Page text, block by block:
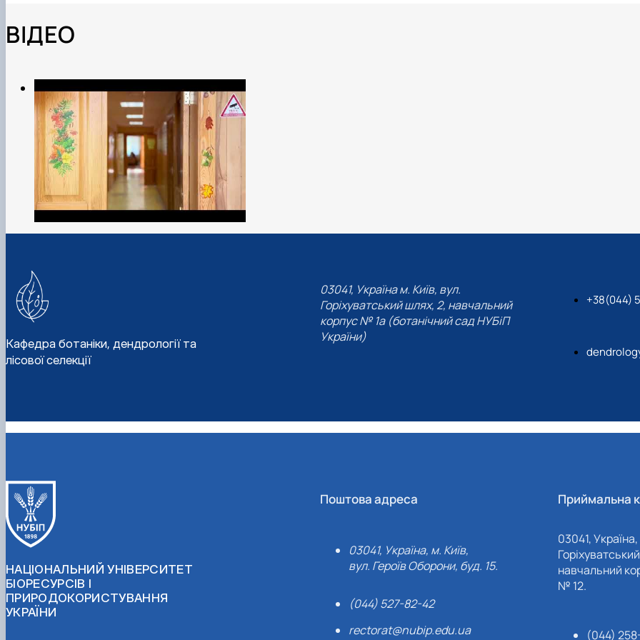
ВІДЕО
Кафедра ботаніки, дендрології та
лісової селекції
03041, Україна м. Київ, вул.
Горіхуватський шлях, 2, навчальний
корпус № 1а (ботанічний сад НУБіП
України)
+38(044)
НАЦІОНАЛЬНИЙ УНІВЕРСИТЕТ
БІОРЕСУРСІВ І
ПРИРОДОКОРИСТУВАННЯ
УКРАЇНИ
Поштова адреса
03041, Україна, м. Київ,
вул. Героїв Оборони, буд. 15.
(044) 527-82-42
rectorat@nubip.edu.ua
Приймальна
03041,
навчальний
№ 12.
(044)